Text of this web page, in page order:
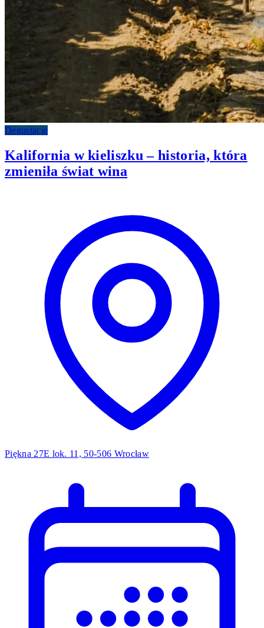
Degustacje
Kalifornia w kieliszku – historia, która
zmieniła świat wina
Piękna 27E lok. 11, 50-506 Wrocław